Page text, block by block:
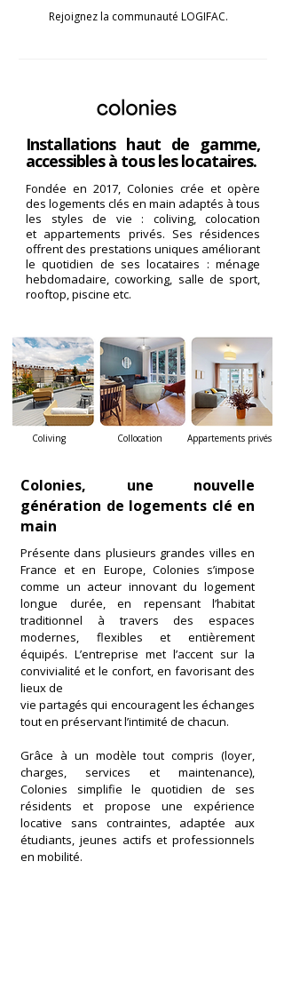
Rejoignez la communauté LOGIFAC.
Installations haut de gamme,
accessibles à tous les locataires.
Fondée en 2017, Colonies crée et opère
des logements clés en main adaptés à tous
les styles de vie : coliving, colocation
et appartements privés. Ses résidences
offrent des prestations uniques améliorant
le quotidien de seslocataires : ménage
hebdomadaire, coworking, salle de sport,
rooftop, piscine etc.
Coliving Collocation Appartements privés
Colonies, une nouvelle
génération de logements clé en
main
Présente dans plusieurs grandes villes en
France et en Europe, Colonies s’impose
comme un acteur innovant du logement
longue durée, en repensant l’habitat
traditionnel à travers des espaces
modernes, flexibles et entièrement
équipés. L’entreprise met l’accent sur la
convivialité et le confort, en favorisant des
lieux de
vie partagés qui encouragent les échanges
tout en préservant l’intimité de chacun.
Grâce à un modèle tout compris (loyer,
charges, services et maintenance),
Colonies simplifie le quotidien de ses
résidents et propose une expérience
locative sans contraintes, adaptée aux
étudiants, jeunes actifs et professionnels
en mobilité.